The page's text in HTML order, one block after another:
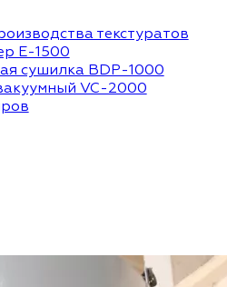
текстуратов
Е-1500
сушилка BDP-1000
VC-2000